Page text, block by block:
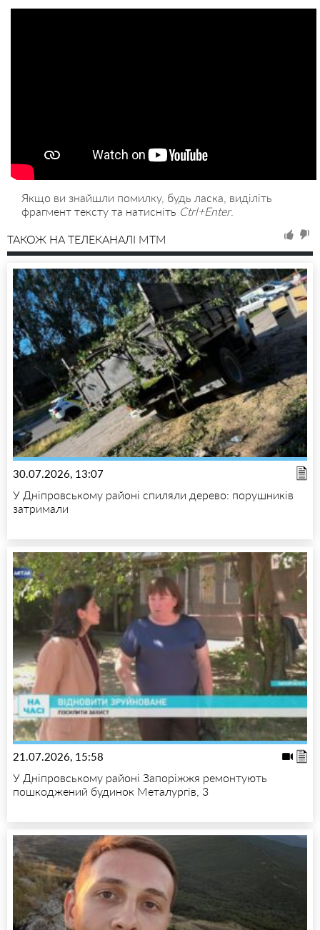
Якщо ви знайшли помилку, будь ласка, виділіть
фрагмент тексту та натисніть Ctrl+Enter.
ТАКОЖ НА ТЕЛЕКАНАЛІ MTM
30.07.2026, 13:07
У Дніпровському районі спиляли дерево: порушників
затримали
21.07.2026, 15:58
У Дніпровському районі Запоріжжя ремонтують
пошкоджений будинок Металургів, 3